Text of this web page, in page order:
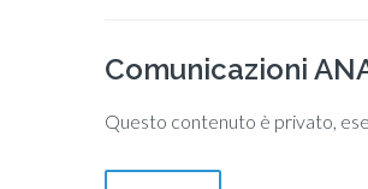
Comunicazioni
Questo contenuto è privato,